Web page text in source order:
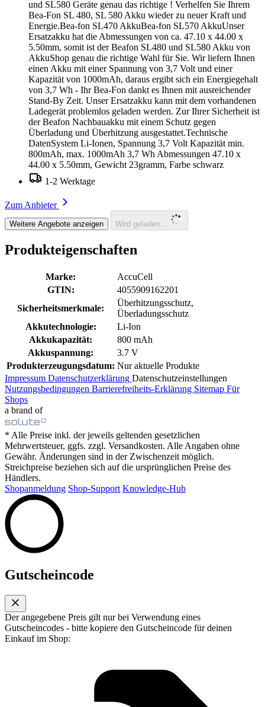
und SL580 Geräte genau das richtige ! Verhelfen Sie Ihrem
Bea-Fon SL 480, SL 580 Akku wieder zu neuer Kraft und
Energie.Bea-fon SL470 AkkuBea-fon SL570 AkkuUnser
Ersatzakku hat die Abmessungen von ca. 47.10 x 44.00 x
5.50mm, somit ist der Beafon SL480 und SL580 Akku von
AkkuShop genau die richtige Wahl für Sie. Wir liefern Ihnen
einen Akku mit einer Spannung von 3,7 Volt und einer
Kapazität von 1000mAh, daraus ergibt sich ein Energiegehalt
von 3,7 Wh - Ihr Bea-Fon dankt es Ihnen mit ausreichender
Stand-By Zeit. Unser Ersatzakku kann mit dem vorhandenen
Ladegerät problemlos geladen werden. Zur Ihrer Sicherheit ist
der Beafon Nachbauakku mit einem Schutz gegen
Überladung und Überhitzung ausgestattet.Technische
DatenSystem Li-Ionen, Spannung 3,7 Volt Kapazität min.
800mAh, max. 1000mAh 3,7 Wh Abmessungen 47.10 x
44.00 x 5.50mm, Gewicht 23gramm, Farbe schwarz
1-2 Werktage
Zum Anbieter
Weitere Angebote anzeigen Wird geladen...
Produkteigenschaften
Marke:
AccuCell
GTIN:
4055909162201
Sicherheitsmerkmale:
Überhitzungsschutz,
Überladungsschutz
Akkutechnologie:
Li-Ion
Akkukapazität:
800 mAh
Akkuspannung:
3.7 V
Produkterzeugungsdatum: Nur aktuelle Produkte
Impressum Datenschutzerklärung Datenschutzeinstellungen
Nutzungsbedingungen Barrierefreiheits-Erklärung Sitemap Für
Shops
a brand of
* Alle Preise inkl. der jeweils geltenden gesetzlichen
Mehrwertsteuer, ggfs. zzgl. Versandkosten. Alle Angaben ohne
Gewähr. Änderungen sind in der Zwischenzeit möglich.
Streichpreise beziehen sich auf die ursprünglichen Preise des
Händlers.
Shopanmeldung Shop-Support Knowledge-Hub
Gutscheincode
Der angegebene Preis gilt nur bei Verwendung eines
Gutscheincodes - bitte kopiere den Gutscheincode für deinen
Einkauf im Shop: